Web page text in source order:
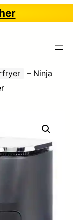
– Ninja